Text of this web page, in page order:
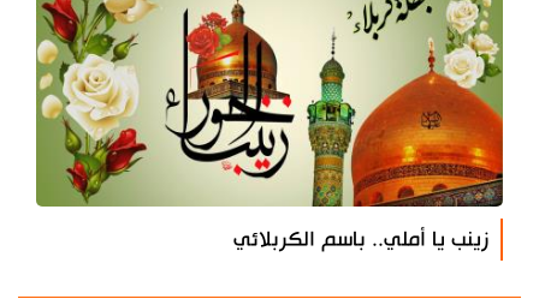
زينب يا أملي.. باسم الكربلائي